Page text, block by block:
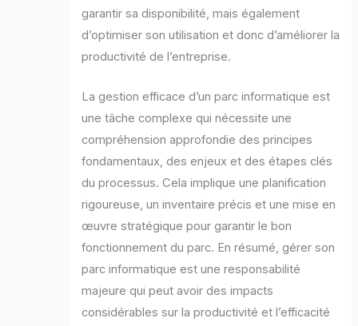
garantir sa disponibilité, mais également
d’optimiser son utilisation et donc d’améliorer la
productivité de l’entreprise.
La gestion efficace d’un parc informatique est
une tâche complexe qui nécessite une
compréhension approfondie des principes
fondamentaux, des enjeux et des étapes clés
du processus. Cela implique une planification
rigoureuse, un inventaire précis et une mise en
œuvre stratégique pour garantir le bon
fonctionnement du parc. En résumé, gérer son
parc informatique est une responsabilité
majeure qui peut avoir des impacts
considérables sur la productivité et l’efficacité